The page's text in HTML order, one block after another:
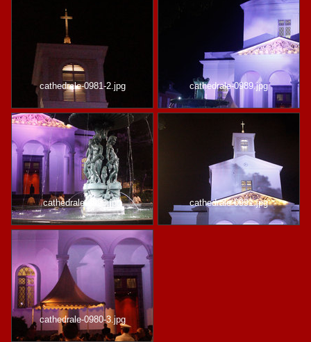
cathedrale-0981-2.jpg cathedrale-0989.jpg
cathedrale-0993.jpg cathedrale-0991.jpg
cathedrale-0980-3.jpg